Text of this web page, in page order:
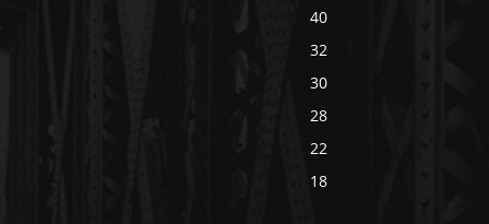
40
32
30
28
22
18